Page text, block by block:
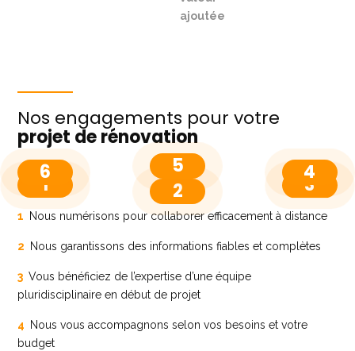
ajoutée
Nos engagements pour votre
projet de rénovation
1
2 3
4
5
6
1 Nous numérisons pour collaborer efficacement à distance
2 Nous garantissons des informations fiables et complètes
3 Vous bénéficiez de l’expertise d’une équipe
pluridisciplinaire en début de projet
4
Nous vous accompagnons selon vos besoins et votre
budget